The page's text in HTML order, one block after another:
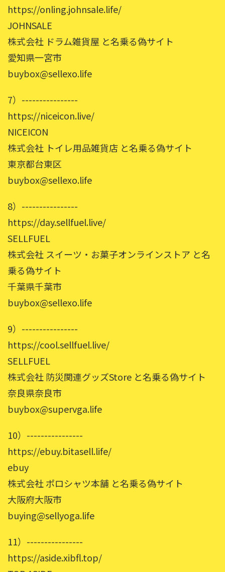
https://onling.johnsale.life/
JOHNSALE
株式会社 ドラム雑貨屋 と名乗る偽サイト
愛知県一宮市
buybox@sellexo.life
7）----------------
https://niceicon.live/
NICEICON
株式会社 トイレ用品雑貨店 と名乗る偽サイト
東京都台東区
buybox@sellexo.life
8）----------------
https://day.sellfuel.live/
SELLFUEL
株式会社 スイーツ・お菓子オンラインストア と名
乗る偽サイト
千葉県千葉市
buybox@sellexo.life
9）----------------
https://cool.sellfuel.live/
SELLFUEL
株式会社 防災関連グッズStore と名乗る偽サイト
奈良県奈良市
buybox@supervga.life
10）----------------
https://ebuy.bitasell.life/
ebuy
株式会社 ポロシャツ本舗 と名乗る偽サイト
大阪府大阪市
buying@sellyoga.life
11）----------------
https://aside.xibfl.top/